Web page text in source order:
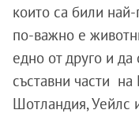
които са били
по-важно е
едно от друго и да
съставни части
Шотландия, Уейлс